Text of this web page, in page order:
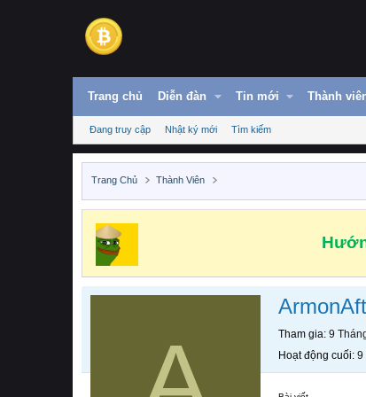
Trang chủ Diễn đàn Tin mới Thành
Đang truy cập Nhật ký mới Tìm kiếm
Trang Chủ Thành Viên
Tham gia 9
Hoạt động cuối 9